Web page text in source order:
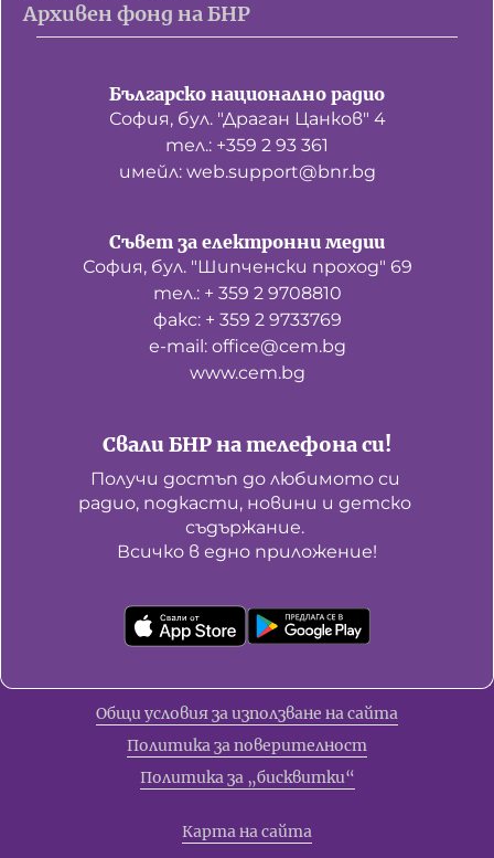
Архивен фонд на БНР
Българско национално радио
София, бул. "Драган Цанков" 4
тел.: +359 2 93 361
имейл: web.support@bnr.bg
Свали БНР на телефона си!
Получи достъп до любимото си
радио, подкасти, новини и детско
съдържание.
Всичко в едно приложение!
Съвет за електронни медии
София, бул. "Шипченски проход" 69
тел.: + 359 2 9708810
факс: + 359 2 9733769
е-mail: office@cem.bg
www.cem.bg
Общи условия за използване на сайта
Политика за поверителност
Политика за „бисквитки“
Карта на сайта